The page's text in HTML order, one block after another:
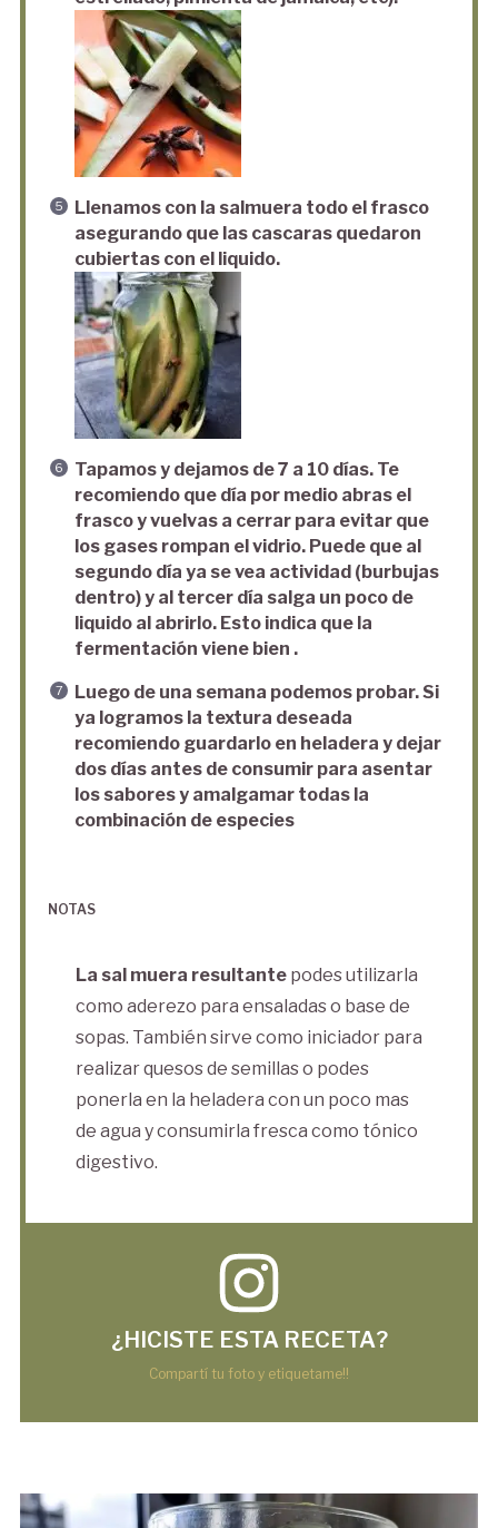
Llenamos con la salmuera todo el frasco
asegurando que las cascaras quedaron
cubiertas con el liquido.
Tapamos y dejamos de 7 a 10 días. Te
recomiendo que día por medio abras el
frasco y vuelvas a cerrar para evitar que
los gases rompan el vidrio. Puede que al
segundo día ya se vea actividad (burbujas
dentro) y al tercer día salga un poco de
liquido al abrirlo. Esto indica que la
fermentación viene bien .
Luego de una semana podemos probar. Si
ya logramos la textura deseada
recomiendo guardarlo en heladera y dejar
dos días antes de consumir para asentar
los sabores y amalgamar todas la
combinación de especies
NOTAS
La sal muera resultantepodes utilizarla
como aderezo para ensaladas o base de
sopas. También sirve como iniciador para
realizar quesos de semillas o podes
ponerla en la heladera con un poco mas
de agua y consumirla fresca como tónico
digestivo.
¿HICISTE ESTA RECETA?
Compartí tu foto y etiquetame!!